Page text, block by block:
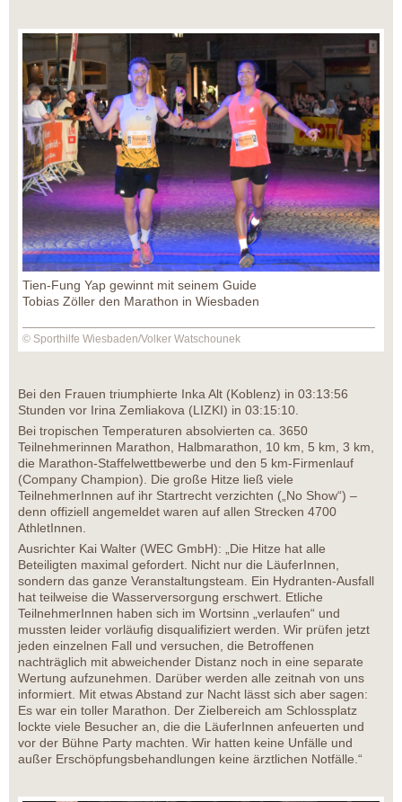
Tien-Fung Yap gewinnt mit seinem Guide
Tobias Zöller den Marathon in Wiesbaden
© Sporthilfe Wiesbaden/Volker Watschounek
Bei den Frauen triumphierte Inka Alt (Koblenz) in 03:13:56
Stunden vor Irina Zemliakova (LIZKI) in 03:15:10.
Bei tropischen Temperaturen absolvierten ca. 3650
Teilnehmerinnen Marathon, Halbmarathon, 10 km, 5 km, 3 km,
die Marathon-Staffelwettbewerbe und den 5 km-Firmenlauf
(Company Champion). Die große Hitze ließ viele
TeilnehmerInnen auf ihr Startrecht verzichten („No Show“) –
denn offiziell angemeldet waren auf allen Strecken 4700
AthletInnen.
Ausrichter Kai Walter (WEC GmbH): „Die Hitze hat alle
Beteiligten maximal gefordert. Nicht nur die LäuferInnen,
sondern das ganze Veranstaltungsteam. Ein Hydranten-Ausfall
hat teilweise die Wasserversorgung erschwert. Etliche
TeilnehmerInnen haben sich im Wortsinn „verlaufen“ und
mussten leider vorläufig disqualifiziert werden. Wir prüfen jetzt
jeden einzelnen Fall und versuchen, die Betroffenen
nachträglich mit abweichender Distanz noch in eine separate
Wertung aufzunehmen. Darüber werden alle zeitnah von uns
informiert. Mit etwas Abstand zur Nacht lässt sich aber sagen:
Es war ein toller Marathon. Der Zielbereich am Schlossplatz
lockte viele Besucher an, die die LäuferInnen anfeuerten und
vor der Bühne Party machten. Wir hatten keine Unfälle und
außer Erschöpfungsbehandlungen keine ärztlichen Notfälle.“